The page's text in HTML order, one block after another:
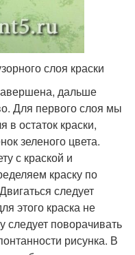
слоя краски
дальше
Для первого слоя мы
в остаток краски,
зеленого цвета.
с краской и
краску по
следует
этого краска не
следует поворачивать
рисунка. В